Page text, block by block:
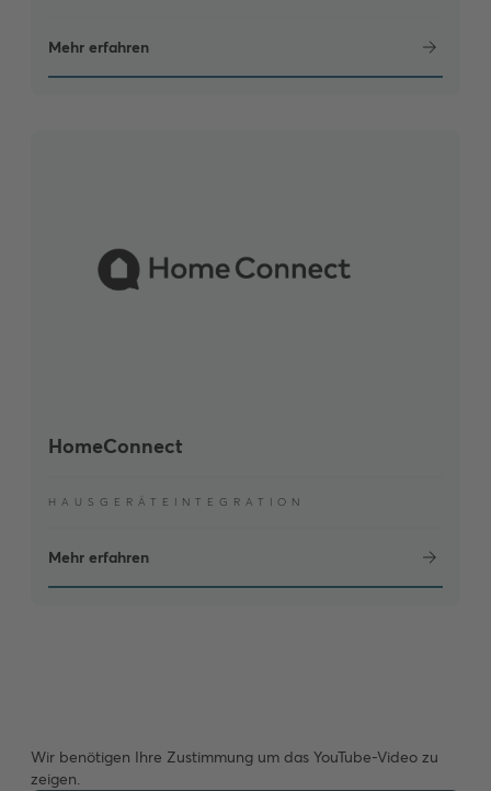
Mehr erfahren
HomeConnect
HAUSGERÄTEINTEGRATION
Mehr erfahren
Wir benötigen Ihre Zustimmung um das YouTube-Video zu
zeigen.